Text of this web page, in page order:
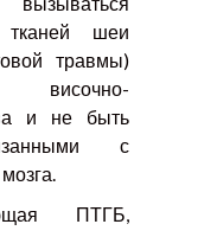
тканей шеи
травмы)
височно-
и не быть
с
ПТГБ,